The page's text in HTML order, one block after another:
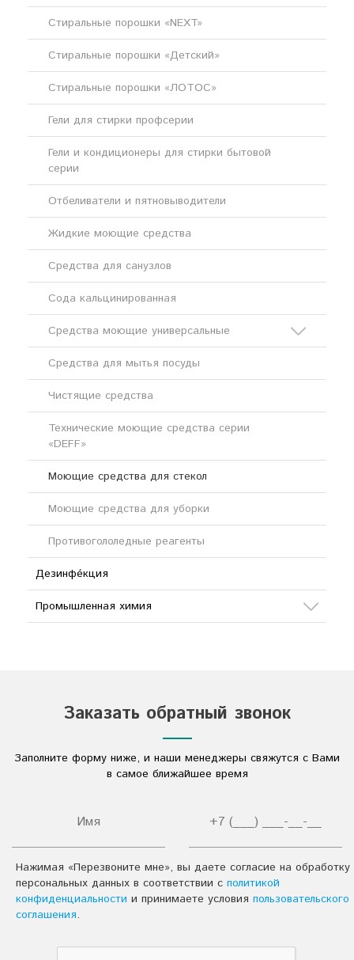
Стиральные порошки «NEXT»
Стиральные порошки «Детский»
Стиральные порошки «ЛОТОС»
Гели для стирки профсерии
Гели и кондиционеры для стирки бытовой
серии
Отбеливатели и пятновыводители
Жидкие моющие средства
Средства для санузлов
Сода кальцинированная
Средства моющие универсальные
Кислотные моющие средства
Щелочные моющие средства
Средства для мытья посуды
Чистящие средства
Технические моющие средства серии
«DEFF»
Моющие средства для стекол
Моющие средства для уборки
Противогололедные реагенты
Дезинфе́кция
Промышленная химия
Соли
Дезинфицирующие средства
Другое
Заказать обратный звонок
Заполните форму ниже, и наши менеджеры свяжутся с Вами
в самое ближайшее время
Нажимая «Перезвоните мне», вы даете согласие на обработку
персональных данных в соответствии с политикой
конфиденциальности и принимаете условия пользовательского
соглашения.